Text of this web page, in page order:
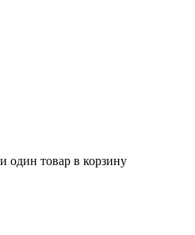
один товар в корзину